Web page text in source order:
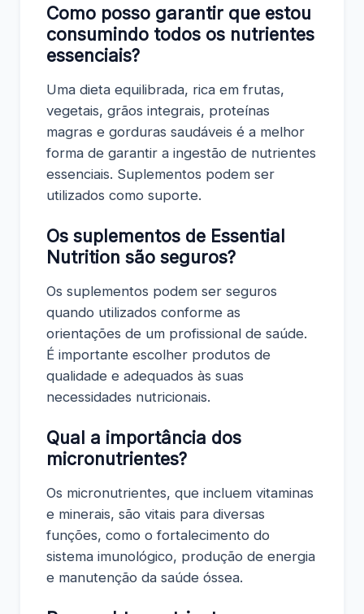
Como posso garantir que estou
consumindo todos os nutrientes
essenciais?
Uma dieta equilibrada, rica em frutas,
vegetais, grãos integrais, proteínas
magras e gorduras saudáveis é a melhor
forma de garantir a ingestão de nutrientes
essenciais. Suplementos podem ser
utilizados como suporte.
Os suplementos de Essential
Nutrition são seguros?
Os suplementos podem ser seguros
quando utilizados conforme as
orientações de um profissional de saúde.
É importante escolher produtos de
qualidade e adequados às suas
necessidades nutricionais.
Qual a importância dos
micronutrientes?
Os micronutrientes, que incluem vitaminas
e minerais, são vitais para diversas
funções, como o fortalecimento do
sistema imunológico, produção de energia
e manutenção da saúde óssea.